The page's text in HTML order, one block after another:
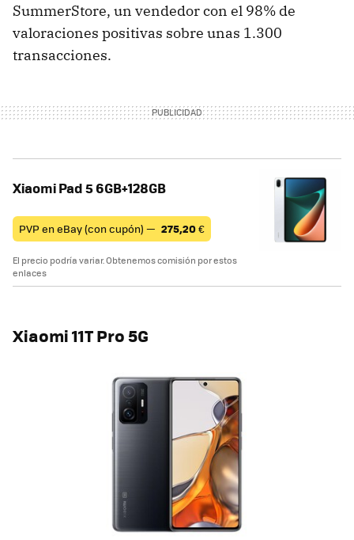
SummerStore, un vendedor con el 98% de
valoraciones positivas sobre unas 1.300
transacciones.
Xiaomi Pad 5 6GB+128GB
PVP en eBay (con cupón) — 275,20€
El precio podría variar. Obtenemos comisión por estos
enlaces
Xiaomi 11T Pro 5G